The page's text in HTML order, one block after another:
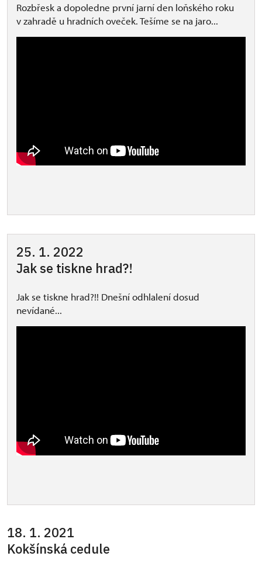
Rozbřesk a dopoledne první jarní den loňského roku
v zahradě u hradních oveček. Tešíme se na jaro...
25. 1. 2022
Jak se tiskne hrad?!
Jak se tiskne hrad?!! Dnešní odhlalení dosud
nevídané...
18. 1. 2021
Kokšínská cedule